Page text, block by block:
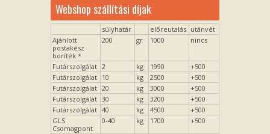
Webshop szállítási díjak
súlyhatár előreutalás utánvét
Ajánlott
postakész
boríték *
200 gr 1000 nincs
Futárszolgálat 2 kg 1990
+500
Futárszolgálat 10 kg 2500
+500
Futárszolgálat 20 kg 3000
+500
Futárszolgálat 30 kg 3200
+500
Futárszolgálat 40 kg 4500
+500
GLS
Csomagpont
0-40 kg 1700 +500